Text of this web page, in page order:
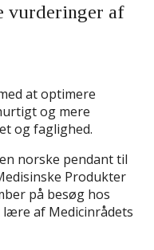
vurderinger af
at optimere
og mere
og faglighed.
norske pendant til
Produkter
på besøg hos
af Medicinrådets